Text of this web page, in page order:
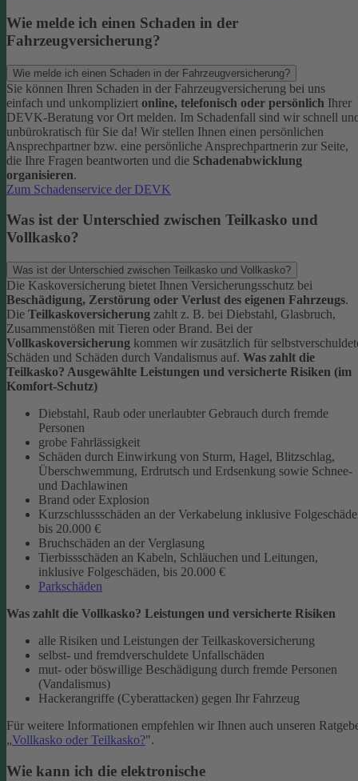
Wie melde ich einen Schaden in der
Fahrzeugversicherung?
Wie melde ich einen Schaden in der Fahrzeugversicherung?
Sie können Ihren Schaden in der Fahrzeugversicherung bei uns
einfach und unkompliziert online, telefonisch oder persönlich Ihrer
DEVK-Beratung vor Ort melden. Im Schadenfall sind wir schnell
unbürokratisch für Sie da! Wir stellen Ihnen einen persönlichen
Ansprechpartner bzw. eine persönliche Ansprechpartnerin zur Seite,
die Ihre Fragen beantworten und die Schadenabwicklung
organisieren.
Zum Schadenservice der DEVK
Was ist der Unterschied zwischen Teilkasko und
Vollkasko?
Was ist der Unterschied zwischen Teilkasko und Vollkasko?
Die Kaskoversicherung bietet Ihnen Versicherungsschutz bei
Beschädigung, Zerstörung oder Verlust des eigenen Fahrzeugs.
Die Teilkaskoversicherung zahlt z. B. bei Diebstahl, Glasbruch,
Zusammenstößen mit Tieren oder Brand. Bei der
Vollkaskoversicherung kommen wir zusätzlich für
Schäden und Schäden durch Vandalismus auf. Was zahlt die
Teilkasko? Ausgewählte Leistungen und versicherte Risiken (im
Komfort-Schutz)
Diebstahl, Raub oder unerlaubter Gebrauch durch fremde
Personen
grobe Fahrlässigkeit
Schäden durch Einwirkung von Sturm, Hagel, Blitzschlag,
Überschwemmung, Erdrutsch und Erdsenkung sowie Schnee-
und Dachlawinen
Brand oder Explosion
Kurzschlussschäden an der Verkabelung inklusive
bis 20.000 €
Bruchschäden an der Verglasung
Tierbissschäden an Kabeln, Schläuchen und Leitungen,
inklusive Folgeschäden, bis 20.000 €
Parkschäden
Was zahlt die Vollkasko? Leistungen und versicherte Risiken
alle Risiken und Leistungen der Teilkaskoversicherung
selbst- und fremdverschuldete Unfallschäden
mut- oder böswillige Beschädigung durch fremde Personen
(Vandalismus)
Hackerangriffe (Cyberattacken) gegen Ihr Fahrzeug
Für weitere Informationen empfehlen wir Ihnen auch unseren
„Vollkasko oder Teilkasko?".
Wie kann ich die elektronische